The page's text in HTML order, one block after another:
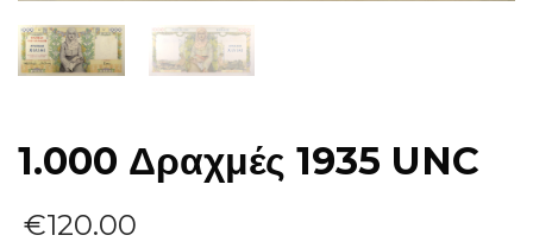
1.000 Δραχμές 1935 UNC
€120.00